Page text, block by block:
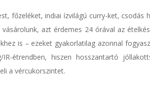
főzeléket, indiai ízvilágú curry-ket, csodás
azt érdemes 24 órával az
is – ezeket gyakorlatilag azonnal
étrendben, hiszen hosszantartó
a vércukorszintet.